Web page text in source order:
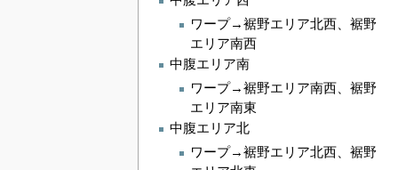
ワープ→裾野エリア北西、裾野
エリア南西
中腹エリア南
ワープ→裾野エリア南西、裾野
エリア南東
中腹エリア北
ワープ→裾野エリア北西、裾野